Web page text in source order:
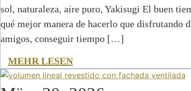
sol, naturaleza, aire puro, Yakisugi El buen
qué mejor manera de hacerlo que disfrutando
amigos, conseguir tiempo […]
MEHR LESEN